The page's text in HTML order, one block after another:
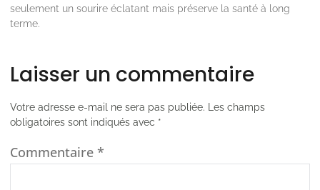
seulement un sourire éclatant mais préserve la santé à long
terme.
Laisser un commentaire
Votre adresse e-mail ne sera pas publiée.
Les champs
obligatoires sont indiqués avec *
Commentaire *